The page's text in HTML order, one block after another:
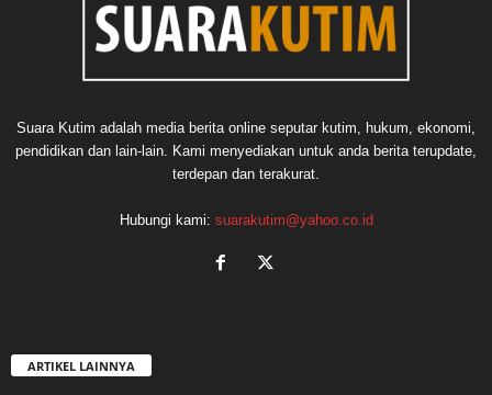
Suara Kutim adalah media berita online seputar kutim, hukum, ekonomi,
pendidikan dan lain-lain. Kami menyediakan untuk anda berita terupdate,
terdepan dan terakurat.
Hubungi kami: suarakutim@yahoo.co.id
ARTIKEL LAINNYA